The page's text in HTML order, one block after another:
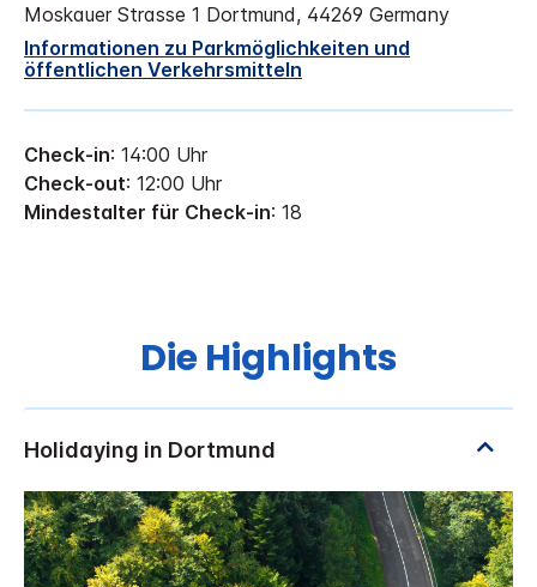
Moskauer Strasse 1 Dortmund, 44269 Germany
Informationen zu Parkmöglichkeiten und
öffentlichen Verkehrsmitteln
Check-in: 14:00 Uhr
Check-out: 12:00 Uhr
Mindestalter für Check-in: 18
Die Highlights